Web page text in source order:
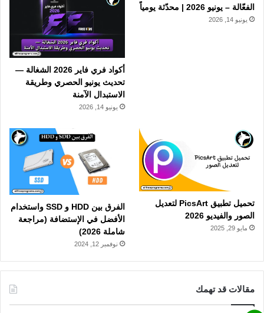
الفعّالة – يونيو 2026 | محدّثة يومياً
يونيو 14, 2026
أكواد فري فاير 2026 الشغالة —
تحديث يونيو الحصري وطريقة
الاستبدال الآمنة
يونيو 14, 2026
تحميل تطبيق PicsArt لتعديل
الصور والفيديو 2026
مايو 29, 2025
الفرق بين HDD و SSD واستخدام
الأفضل في الإستضافة (مراجعة
شاملة 2026)
نوفمبر 12, 2024
مقالات قد تهمك